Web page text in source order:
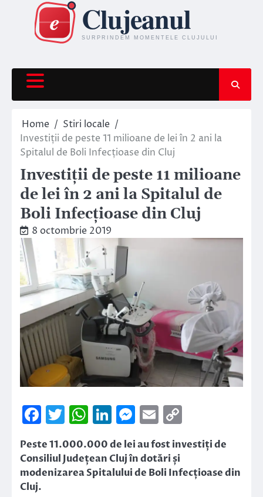
content
Home
Stiri locale
Investiții de peste 11 milioane de lei în 2 ani la
Spitalul de Boli Infecțioase din Cluj
Investiții de peste 11 milioane
de lei în 2 ani la Spitalul de
Boli Infecțioase din Cluj
8 octombrie 2019
Facebook
Twitter
WhatsApp
LinkedIn
Messenger
Email
Link
Peste 11.000.000 de lei au fost investiți de
Consiliul Județean Cluj în dotări și
modenizarea Spitalului de Boli Infecțioase din
Cluj.